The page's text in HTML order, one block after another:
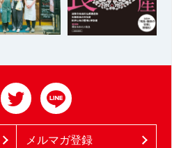
メルマガ登録